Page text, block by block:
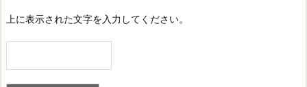
上に表示された文字を入力してください。